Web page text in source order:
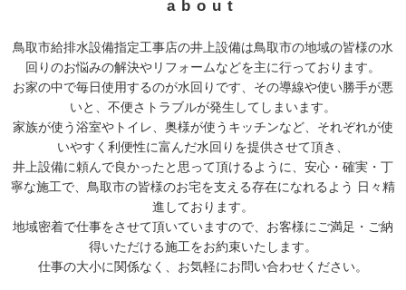
about
鳥取市給排水設備指定工事店の井上設備は鳥取市の地域の皆様の水
回りのお悩みの解決やリフォームなどを主に行っております。
お家の中で毎日使用するのが水回りです、その導線や使い勝手が悪
いと、不便さトラブルが発生してしまいます。
家族が使う浴室やトイレ、奥様が使うキッチンなど、それぞれが使
いやすく利便性に富んだ水回りを提供させて頂き、
井上設備に頼んで良かったと思って頂けるように、安心・確実・丁
寧な施工で、鳥取市の皆様のお宅を支える存在になれるよう 日々精
進しております。
地域密着で仕事をさせて頂いていますので、お客様にご満足・ご納
得いただける施工をお約束いたします。
仕事の大小に関係なく、お気軽にお問い合わせください。